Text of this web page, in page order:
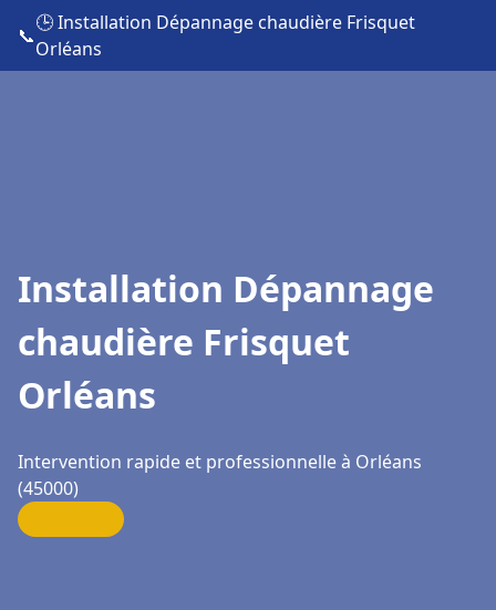
📞
🕒 Installation Dépannage chaudière Frisquet
Orléans
Installation Dépannage
chaudière Frisquet
Orléans
Intervention rapide et professionnelle à Orléans
(45000)